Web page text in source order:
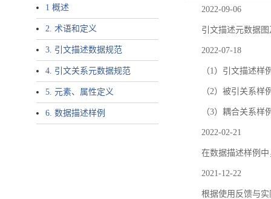
1 概述
2. 术语和定义
3. 引文描述数据规范
4. 引文关系元数据规范
5. 元素、属性定义
6. 数据描述样例
2022-09-06
引文描述元数据
2022-07-18
（1）引文描述样
（2）被引关系
（3）耦合关系
2022-02-21
在数据描述样例
2021-12-22
根据使用反馈与